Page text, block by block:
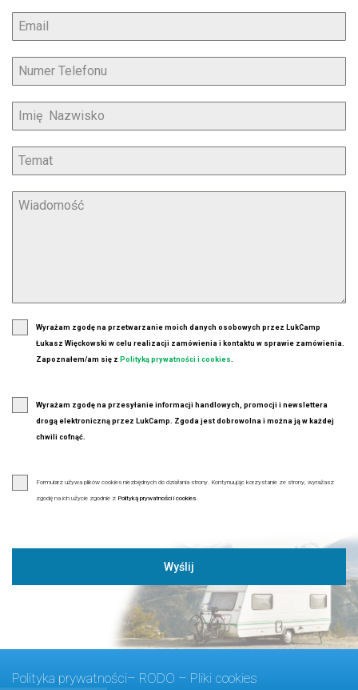
Wyrażam zgodę na przetwarzanie moich danych osobowych przez LukCamp
Łukasz Więckowski w celu realizacji zamówienia i kontaktu w sprawie zamówienia.
Zapoznałem/am się z Polityką prywatności i cookies.
Wyrażam zgodę na przesyłanie informacji handlowych, promocji i newslettera
drogą elektroniczną przez LukCamp. Zgoda jest dobrowolna i można ją w każdej
chwili cofnąć.
Formularz używa plików cookies niezbędnych do działania strony. Kontynuując korzystanie ze strony, wyrażasz
zgodę na ich użycie zgodnie z Polityką prywatności i cookies.
Wyślij
Polityka prywatności– RODO – Pliki cookies